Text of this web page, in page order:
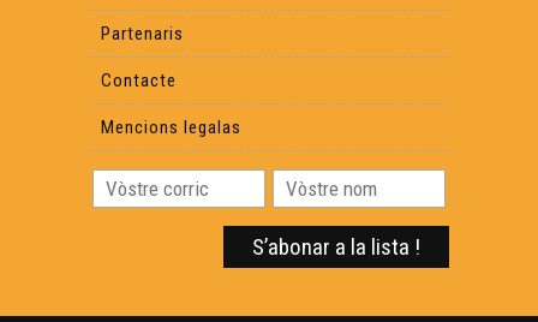
Lenga d'òc, Lenga de còr - Vanessa JULIEN
Lenga d'òc, Lenga de còr - Frédéric DUBUISSON
Partenaris
Contacte
Mencions legalas